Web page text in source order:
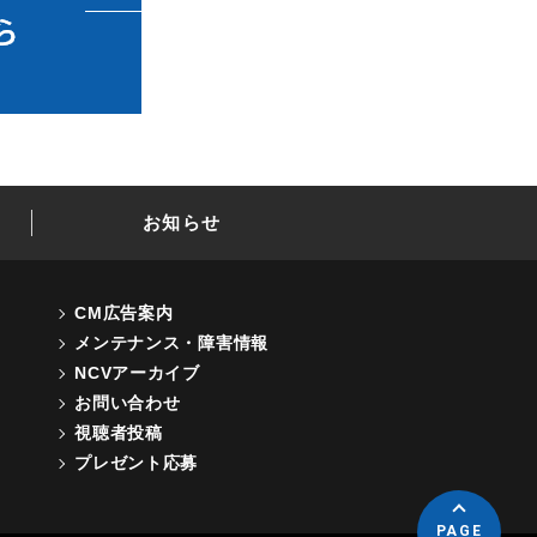
PAGE
お知らせ
CM広告案内
メンテナンス・障害情報
NCVアーカイブ
お問い合わせ
視聴者投稿
プレゼント応募